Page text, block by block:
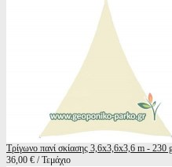
Τρίγωνο πανί σκίασης 3,6x3,6x3,6 m - 230
36,00 € / Τεμάχιο